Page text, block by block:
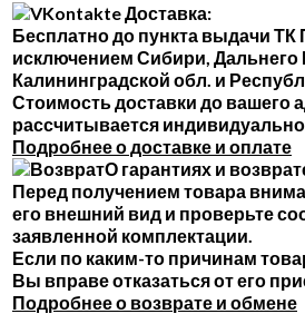
Доставка:
Бесплатно до пункта выдачи ТК
исключением Сибири, Дальнего
Калининградской обл. и
Стоимость доставки до вашего
рассчитывается индивидуально.
Подробнее о доставке и оплате
О гарантиях и
Перед получением товара
его внешний вид и проверьте
заявленной комплектации.
Если по каким-то причинам
Вы вправе отказаться от его
Подробнее о возврате и обмене